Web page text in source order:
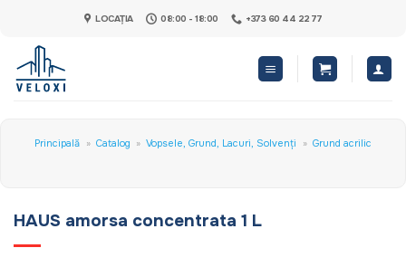
content
LOCAȚIA 08:00 - 18:00 +373 60 44 22 77
Principală » Catalog » Vopsele, Grund, Lacuri, Solvenți » Grund acrilic
HAUS amorsa concentrata 1 L